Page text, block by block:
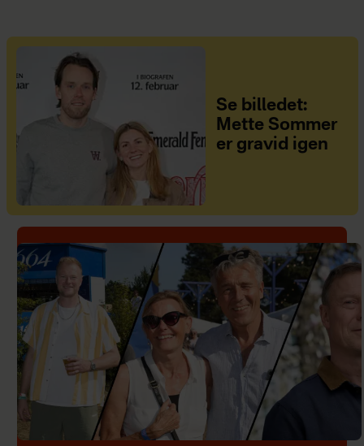
Se billedet:
Mette Sommer
er gravid igen